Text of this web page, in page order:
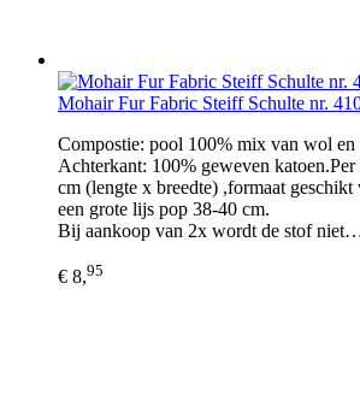
Mohair Fur Fabric Steiff Schulte nr.
Compostie: pool 100% mix van wol en
Achterkant: 100% geweven
cm (lengte x breedte) ,formaat
een grote lijs pop 38-40 cm.
Bij aankoop van 2x wordt de stof
€ 8,95